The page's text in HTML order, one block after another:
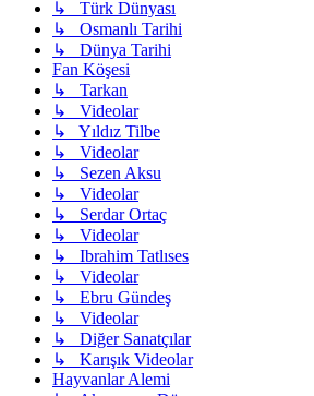
↳ Türk Dünyası
↳ Osmanlı Tarihi
↳ Dünya Tarihi
Fan Köşesi
↳ Tarkan
↳ Videolar
↳ Yıldız Tilbe
↳ Videolar
↳ Sezen Aksu
↳ Videolar
↳ Serdar Ortaç
↳ Videolar
↳ Ibrahim Tatlıses
↳ Videolar
↳ Ebru Gündeş
↳ Videolar
↳ Diğer Sanatçılar
↳ Karışık Videolar
Hayvanlar Alemi